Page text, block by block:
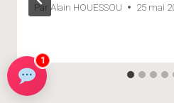
Par Alain HOUESSOU 25 mai
1